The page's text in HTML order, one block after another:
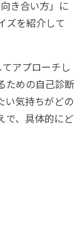
き合い方」に
ズを紹介して
アプローチし
ための自己診断
い気持ちがどの
で、具体的にど